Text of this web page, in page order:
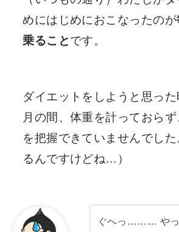
めにはじめにおこなったのが
乗ることです。
ダイエットをしようと思っ
月の間、体重を計っておら
を把握できていませんでし
るんですけどね…）
ぐへっ……… やっ